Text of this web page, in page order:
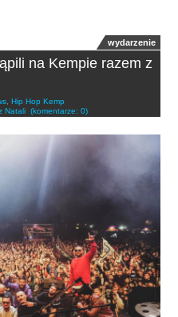
wydarzenie
na Kempie razem z
, Hip Hop Kemp
Natali (komentarze: 0)